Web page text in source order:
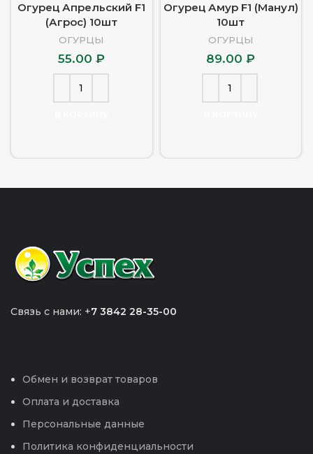
Огурец Апрельский F1
(Агрос) 10шт
ОГУРЦЫ
55.00₽
Огурец Амур F1 (Манул)
10шт
ОГУРЦЫ
89.00₽
Связь с нами: +7 3842 28-35-00
Обмен и возврат товаров
Оплата и доставка
Персональные данные
Политика конфиденциальности